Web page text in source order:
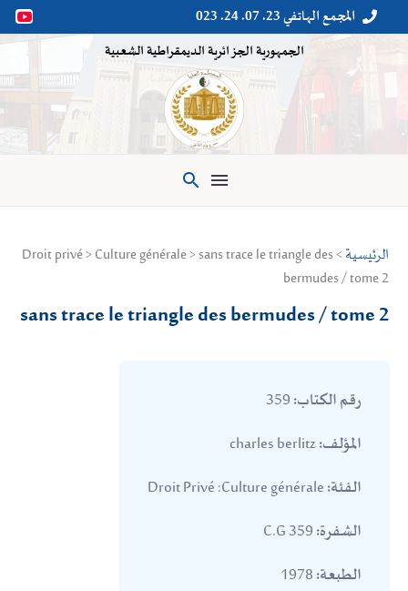

 المجمع الهاتفي 23. 07. 24. 023
الجمهورية الجزائرية الديمقراطية الشعبية

الرئيسية > Droit privé > Culture générale > sans trace le triangle des
bermudes / tome 2
sans trace le triangle des bermudes / tome 2
رقم الكتاب:
المؤلف:
الفئة:
الشفرة:
الطبعة: